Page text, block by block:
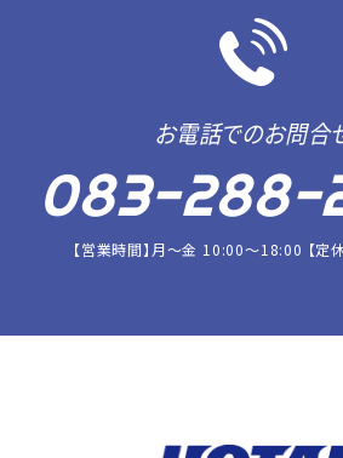
お電話でのお問合
083-288-
【営業時間】月～金 10:00～18:00 【定休